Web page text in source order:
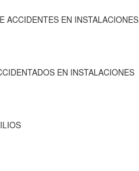
ACCIDENTES EN INSTALACIONES
EN INSTALACIONES